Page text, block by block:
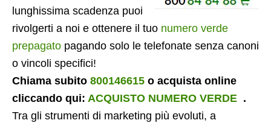
lunghissima scadenza puoi
rivolgerti a noi e ottenere il tuo numero verde
prepagato pagando solo le telefonate senza canoni
o vincoli specifici!
Chiama subito 800146615 o acquista online
cliccando qui: ACQUISTO NUMERO VERDE .
Tra gli strumenti di marketing più evoluti, a